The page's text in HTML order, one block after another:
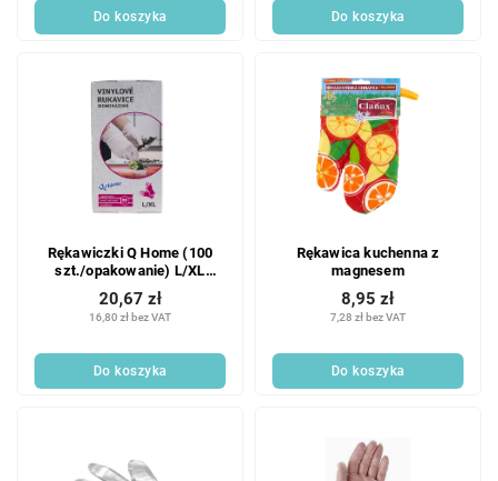
Do koszyka Do koszyka
Rękawiczki Q Home (100
szt./opakowanie) L/XL
jednorazowe
16,80 zł bez VAT
20,67 zł
Do koszyka
Rękawica kuchenna z
magnesem
7,28 zł bez VAT
8,95 zł
Do koszyka